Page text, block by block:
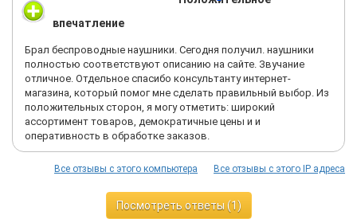
впечатление
Брал беспроводные наушники. Сегодня получил. наушники
полностью соответствуют описанию на сайте. Звучание
отличное. Отдельное спасибо консультанту интернет-
магазина, который помог мне сделать правильный выбор. Из
положительных сторон, я могу отметить: широкий
ассортимент товаров, демократичные цены и и
оперативность в обработке заказов.
Все отзывы с этого IP адреса
Все отзывы с этого компьютера
Посмотреть ответы (1)